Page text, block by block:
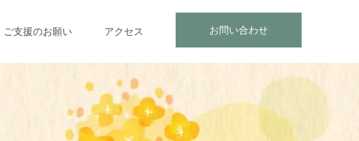
お問い合わせ
ご支援のお願い アクセス